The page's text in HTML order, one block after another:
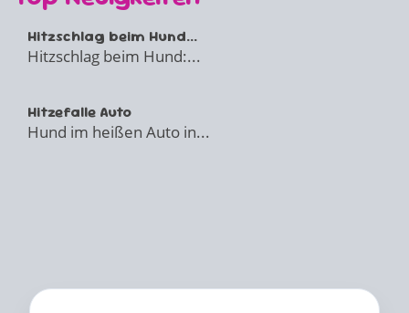
Hitzschlag beim Hund...
Hitzschlag beim Hund:...
Hitzefalle Auto
Hund im heißen Auto in...